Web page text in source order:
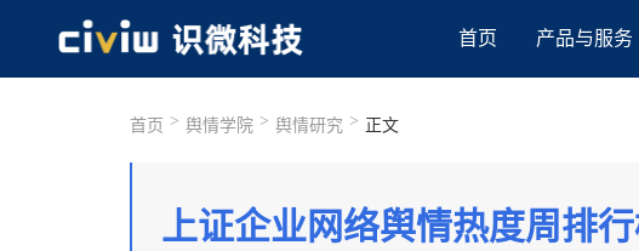
首页 产品与服务
首页 > 舆情学院 > 舆情研究 > 正文
上证企业网络舆情热度周排行